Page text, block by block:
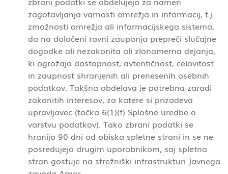
zagotavljanja varnosti omrežja in informacij, t.j
zmožnosti omrežja ali informacijskega sistema,
da na določeni ravni zaupanja prepreči slučajne
dogodke ali nezakonita ali zlonamerna dejanja,
ki ogrožajo dostopnost, avtentičnost, celovitost
in zaupnost shranjenih ali prenesenih osebnih
podatkov. Takšna obdelava je potrebna zaradi
zakonitih interesov, za katere si prizadeva
upravljavec (točka 6(1)(f) Splošne uredbe o
varstvu podatkov). Tako zbrani podatki se
hranijo 90 dni od obiska spletne strani in se ne
posredujejo drugim uporabnikom, saj spletna
stran gostuje na strežniški infrastrukturi Javnega